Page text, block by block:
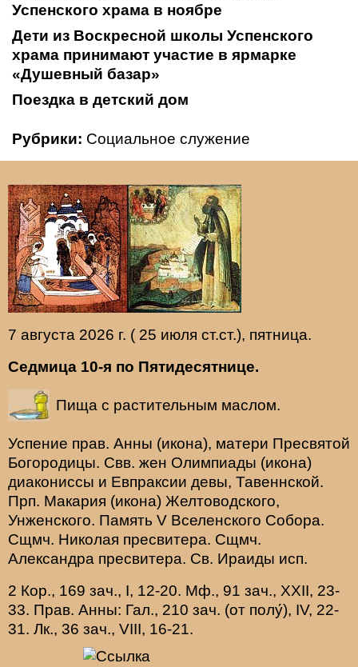
Успенского храма в ноябре
Дети из Воскресной школы Успенского
храма принимают участие в ярмарке
«Душевный базар»
Поездка в детский дом
Рубрики: Социальное служение
7 августа 2026 г. ( 25 июля ст.ст.), пятница.
Седмица 10-я по Пятидесятнице.
Пища с растительным маслом.
Успение прав. Анны (икона), матери Пресвятой
Богородицы. Свв. жен Олимпиады (икона)
диакониссы и Евпраксии девы, Тавеннской.
Прп. Макария (икона) Желтоводского,
Унженского. Память V Вселенского Собора.
Сщмч. Николая пресвитера. Сщмч.
Александра пресвитера. Св. Ираиды исп.
2 Кор., 169 зач., I, 12-20. Мф., 91 зач., XXII, 23-
33. Прав. Анны: Гал., 210 зач. (от полу́), IV, 22-
31. Лк., 36 зач., VIII, 16-21.